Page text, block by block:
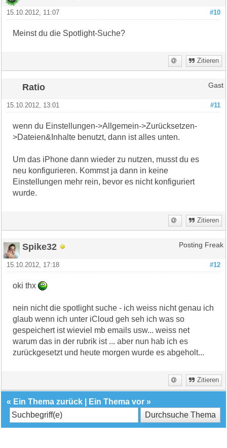
#10
15.10.2012, 11:07
Meinst du die Spotlight-Suche?
Zitieren
Ratio Gast
#11
15.10.2012, 13:01
wenn du Einstellungen->Allgemein->Zurücksetzen-
>Dateien&Inhalte benutzt, dann ist alles unten.
Um das iPhone dann wieder zu nutzen, musst du es
neu konfigurieren. Kommst ja dann in keine
Einstellungen mehr rein, bevor es nicht konfiguriert
wurde.
Zitieren
Spike32 Posting Freak
#12
15.10.2012, 17:18
oki thx
nein nicht die spotlight suche - ich weiss nicht genau ich
glaub wenn ich unter iCloud geh seh ich was so
gespeichert ist wieviel mb emails usw... weiss net
warum das in der rubrik ist ... aber nun hab ich es
zurückgesetzt und heute morgen wurde es abgeholt...
Zitieren
« Ein Thema zurück Ein Thema vor »